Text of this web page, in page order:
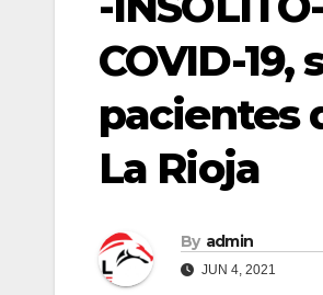
COVID-
pacientes
La Rioja
By admin
JUN 4, 2021